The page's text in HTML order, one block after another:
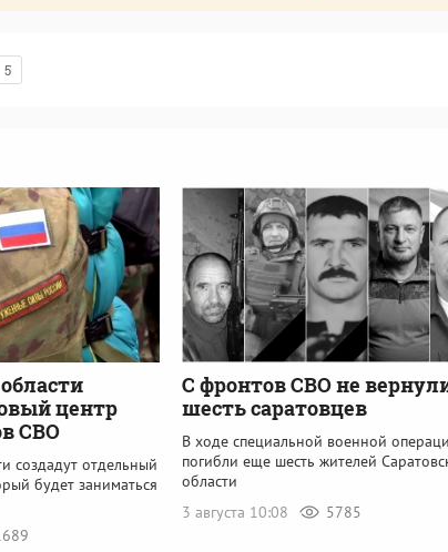
5
центр
СВО
создадут отдельный
будет заниматься
С фронтов СВО не
шесть саратовцев
В ходе специальной военной
погибли еще шесть жителей
области
3 августа 10:08
5785